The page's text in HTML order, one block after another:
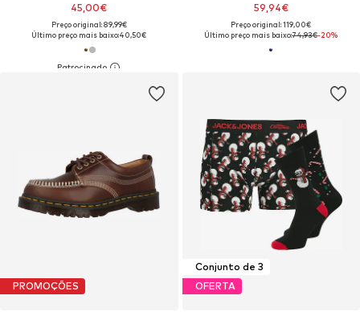
45,00€
Preço original: 89,99€
Último preço mais baixo:40,50€
59,94€
Preço original: 119,00€
Último preço mais baixo:74,93€-20%
PROMOÇÕES
Conjunto de 3
OFERTA